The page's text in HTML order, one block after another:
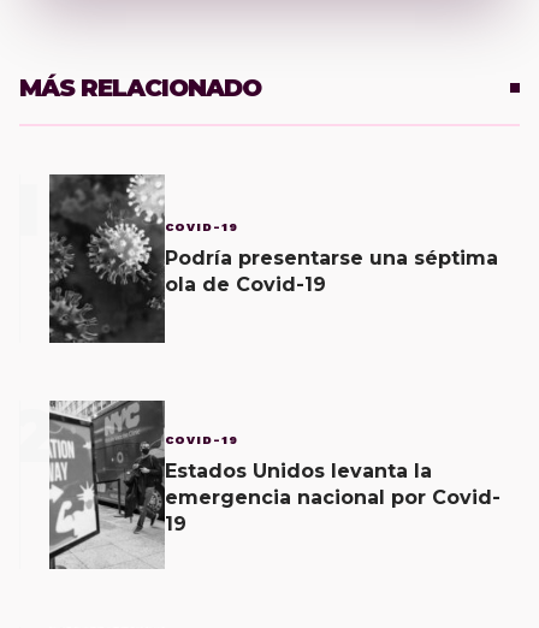
MÁS RELACIONADO
COVID-19
Podría presentarse una séptima
ola de Covid-19
2 COVID-19
Estados Unidos levanta la
emergencia nacional por Covid-
19